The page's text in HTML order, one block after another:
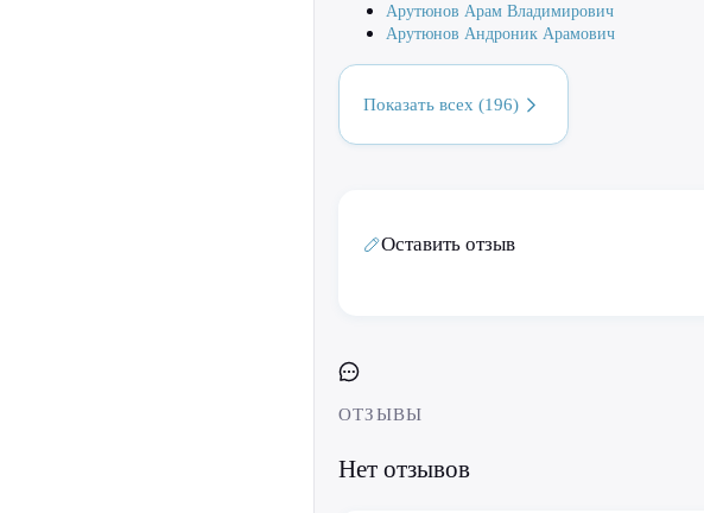
Арутюнов Арам Владимирович
Арутюнов Андроник Арамович
Показать всех (196)
Оставить отзыв
ОТЗЫВЫ
Нет отзывов